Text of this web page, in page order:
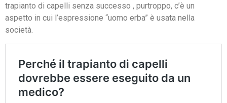
trapianto di capelli senza successo , purtroppo, c’è un
aspetto in cui l’espressione “uomo erba” è usata nella
società.